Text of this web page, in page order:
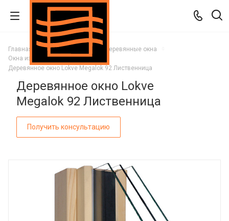
Главная Каталог
Деревянные окна
Окна из Лиственницы
Деревянное окно Lokve Megalok 92 Лиственница
Деревянное окно Lokve
Megalok 92 Лиственница
Получить консультацию